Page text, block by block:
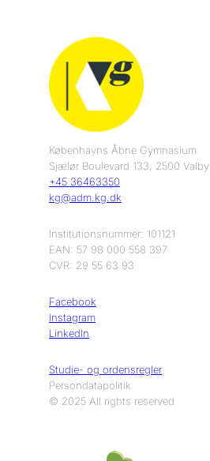
Københavns Åbne Gymnasium
Sjælør Boulevard 133, 2500 Valby
+45 36463350
kg@adm.kg.dk
Institutionsnummer: 101121
EAN: 57 98 000 558 397
CVR: 29 55 63 93
Facebook
Instagram
LinkedIn
Studie- og ordensregler
Persondatapolitik
© 2025 All rights reserved